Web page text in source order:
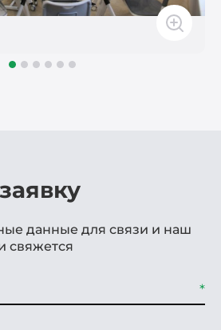
данные для связи и наш
свяжется